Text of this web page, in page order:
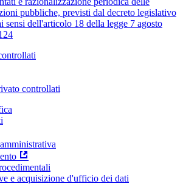
pubbliche, previsti dal decreto legislativo
sensi dell'articolo 18 della legge 7 agosto
controllati
e acquisizione d'ufficio dei dati